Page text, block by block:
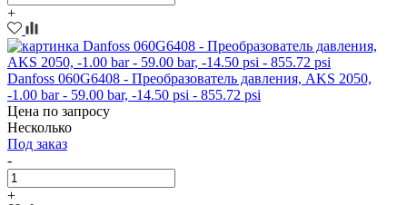
+
Danfoss 060G6408 - Преобразователь давления, AKS 2050,
-1.00 bar - 59.00 bar, -14.50 psi - 855.72 psi
Цена по запросу
Несколько
Под заказ
-
+